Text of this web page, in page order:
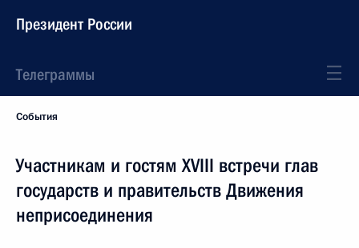
Президент России
Телеграммы
События
Участникам и гостям XVIII встречи глав
государств и правительств Движения
неприсоединения